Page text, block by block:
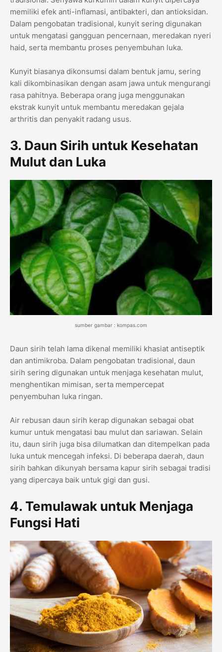
memiliki efek anti-inflamasi, antibakteri, dan antioksidan.
Dalam pengobatan tradisional, kunyit sering digunakan
untuk mengatasi gangguan pencernaan, meredakan nyeri
haid, serta membantu proses penyembuhan luka.
Kunyit biasanya dikonsumsi dalam bentuk jamu, sering
kali dikombinasikan dengan asam jawa untuk mengurangi
rasa pahitnya. Beberapa orang juga menggunakan
ekstrak kunyit untuk membantu meredakan gejala
arthritis dan penyakit radang usus.
3. Daun Sirih untuk Kesehatan
Mulut dan Luka
sumber gambar : kompas.com
Daun sirih telah lama dikenal memiliki khasiat antiseptik
dan antimikroba. Dalam pengobatan tradisional, daun
sirih sering digunakan untuk menjaga kesehatan mulut,
menghentikan mimisan, serta mempercepat
penyembuhan luka ringan.
Air rebusan daun sirih kerap digunakan sebagai obat
kumur untuk mengatasi bau mulut dan sariawan. Selain
itu, daun sirih juga bisa dilumatkan dan ditempelkan pada
luka untuk mencegah infeksi. Di beberapa daerah, daun
sirih bahkan dikunyah bersama kapur sirih sebagai tradisi
yang dipercaya baik untuk gigi dan gusi.
4. Temulawak untuk Menjaga
Fungsi Hati